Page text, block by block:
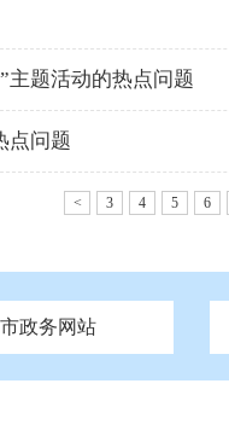
主题活动的热点问题
点问题
< 3 4 5 6
江苏 浙江 安徽
江市政府 扬州市政府
政务网站
市司法局 市财政局
组织部